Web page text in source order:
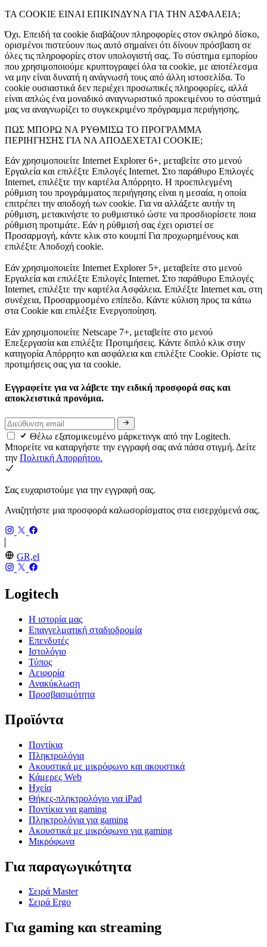
ΤΑ COOKIE ΕΙΝΑΙ ΕΠΙΚΙΝΔΥΝΑ ΓΙΑ ΤΗΝ ΑΣΦΑΛΕΙΑ;
Όχι. Επειδή τα cookie διαβάζουν πληροφορίες στον σκληρό δίσκο,
ορισμένοι πιστεύουν πως αυτό σημαίνει ότι δίνουν πρόσβαση σε
όλες τις πληροφορίες στον υπολογιστή σας. Το σύστημα εμπορίου
που χρησιμοποιούμε κρυπτογραφεί όλα τα cookie, με αποτέλεσμα
να μην είναι δυνατή η ανάγνωσή τους από άλλη ιστοσελίδα. Το
cookie ουσιαστικά δεν περιέχει προσωπικές πληροφορίες, αλλά
είναι απλώς ένα μοναδικό αναγνωριστικό προκειμένου το σύστημά
μας να αναγνωρίζει το συγκεκριμένο πρόγραμμα περιήγησης.
ΠΩΣ ΜΠΟΡΩ ΝΑ ΡΥΘΜΙΣΩ ΤΟ ΠΡΟΓΡΑΜΜΑ
ΠΕΡΙΗΓΗΣΗΣ ΓΙΑ ΝΑ ΑΠΟΔΕΧΕΤΑΙ COOKIE;
Εάν χρησιμοποιείτε Internet Explorer 6+, μεταβείτε στο μενού
Εργαλεία και επιλέξτε Επιλογές Internet. Στο παράθυρο Επιλογές
Internet, επιλέξτε την καρτέλα Απόρρητο. Η προεπιλεγμένη
ρύθμιση του προγράμματος περιήγησης είναι η μεσαία, η οποία
επιτρέπει την αποδοχή των cookie. Για να αλλάξετε αυτήν τη
ρύθμιση, μετακινήστε το ρυθμιστικό ώστε να προσδιορίσετε ποια
ρύθμιση προτιμάτε. Εάν η ρύθμισή σας έχει οριστεί σε
Προσαρμογή, κάντε κλικ στο κουμπί Για προχωρημένους και
επιλέξτε Αποδοχή cookie.
Εάν χρησιμοποιείτε Internet Explorer 5+, μεταβείτε στο μενού
Εργαλεία και επιλέξτε Επιλογές Internet. Στο παράθυρο Επιλογές
Internet, επιλέξτε την καρτέλα Ασφάλεια. Επιλέξτε Internet και, στη
συνέχεια, Προσαρμοσμένο επίπεδο. Κάντε κύλιση προς τα κάτω
στα Cookie και επιλέξτε Ενεργοποίηση.
Εάν χρησιμοποιείτε Netscape 7+, μεταβείτε στο μενού
Επεξεργασία και επιλέξτε Προτιμήσεις. Κάντε διπλό κλικ στην
κατηγορία Απόρρητο και ασφάλεια και επιλέξτε Cookie. Ορίστε τις
προτιμήσεις σας για τα cookie.
Εγγραφείτε για να λάβετε την ειδική προσφορά σας και
αποκλειστικά προνόμια.
Θέλω εξατομικευμένο μάρκετινγκ από την Logitech.
Μπορείτε να καταργήστε την εγγραφή σας ανά πάσα στιγμή. Δείτε
την Πολιτική Απορρήτου.
Σας ευχαριστούμε για την εγγραφή σας.
Αναζητήστε μια προσφορά καλωσορίσματος στα εισερχόμενά σας.
GR,el
Logitech
Η ιστορία μας
Επαγγελματική σταδιοδρομία
Επενδυτές
Ιστολόγιο
Τύπος
Αειφορία
Ανακύκλωση
Προσβασιμότητα
Προϊόντα
Ποντίκια
Πληκτρολόγια
Ακουστικά με μικρόφωνο και ακουστικά
Κάμερες Web
Ηχεία
Θήκες-πληκτρολόγιο για iPad
Ποντίκια για gaming
Πληκτρολόγια για gaming
Ακουστικά με μικρόφωνο για gaming
Μικρόφωνα
Για παραγωγικότητα
Σειρά Master
Σειρά Ergo
Για gaming και streaming